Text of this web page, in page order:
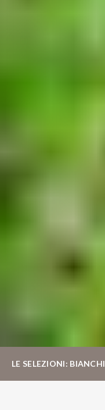
LE SELEZIONI: BIANCHI